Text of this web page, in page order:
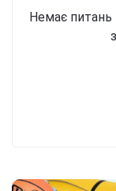
Немає питань